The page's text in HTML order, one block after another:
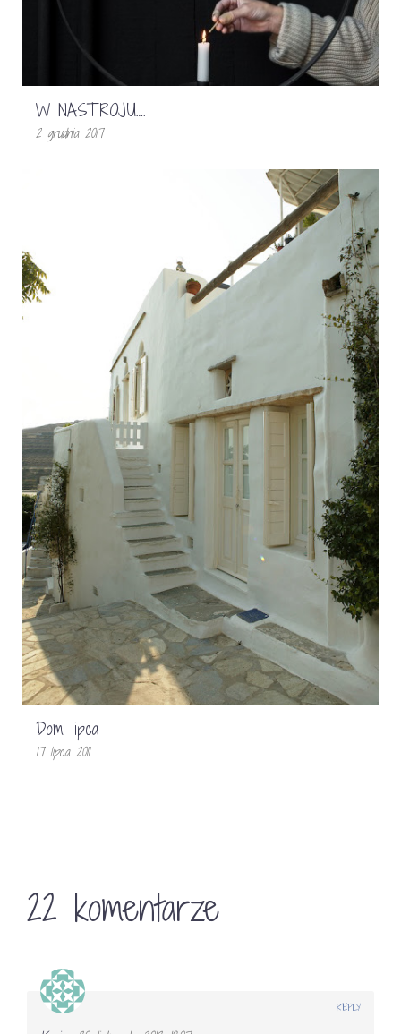
W NASTROJU….
2 grudnia 2017
Dom lipca
17 lipca 2011
22 komentarze
REPLY